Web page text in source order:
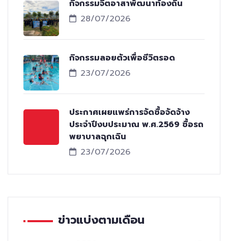
กิจกรรมจิตอาสาพัฒนาท้องถิ่น
28/07/2026
กิจกรรมลอยตัวเพื่อชีวิตรอด
23/07/2026
ประกาศเผยแพร่การจัดซื้อจัดจ้าง
ประจำปีงบประมาณ พ.ศ.2569 ซื้อรถ
พยาบาลฉุกเฉิน
23/07/2026
ข่าวแบ่งตามเดือน